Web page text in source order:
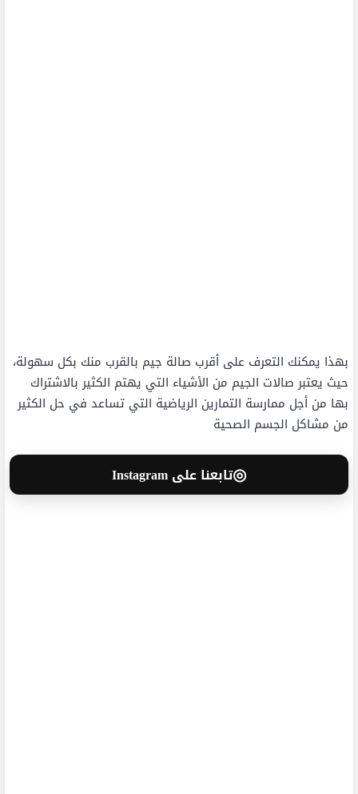
بهذا يمكنك التعرف على أقرب صالة جيم بالقرب منك بكل سهولة،
حيث يعتبر صالات الجيم من الأشياء التي يهتم الكثير بالاشتراك
بها من أجل ممارسة التمارين الرياضية التي تساعد في حل الكثير
من مشاكل الجسم الصحية
◎تابعنا على Instagram